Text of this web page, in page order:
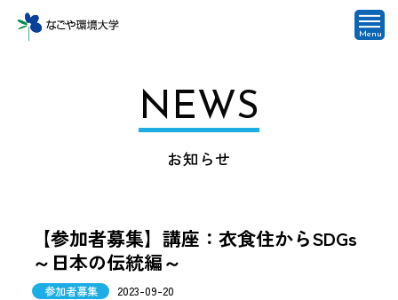
Menu
NEWS
お知らせ
【参加者募集】講座：衣食住からSDGs
～日本の伝統編～
参加者募集 2023-09-20